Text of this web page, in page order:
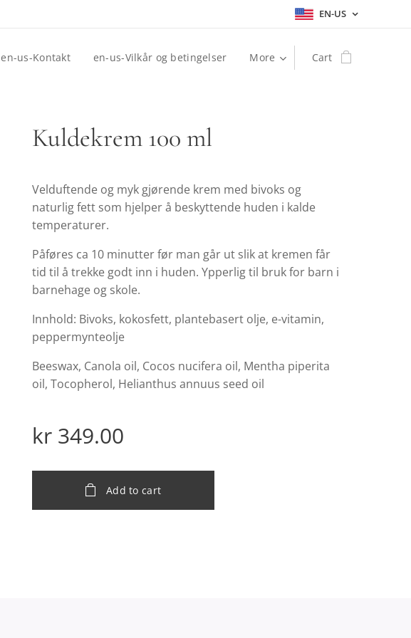
EN-US
en-us-Kontakt en-us-Vilkår og betingelser More Cart
Kuldekrem 100 ml
Velduftende og myk gjørende krem med bivoks og
naturlig fett som hjelper å beskyttende huden i kalde
temperaturer.
Påføres ca 10 minutter før man går ut slik at kremen får
tid til å trekke godt inn i huden. Ypperlig til bruk for barn i
barnehage og skole.
Innhold: Bivoks, kokosfett, plantebasert olje, e-vitamin,
peppermynteolje
Beeswax, Canola oil, Cocos nucifera oil, Mentha piperita
oil, Tocopherol, Helianthus annuus seed oil
kr 349.00
Add to cart